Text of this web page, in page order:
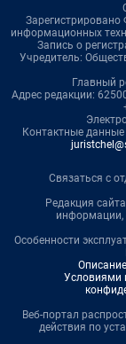
Зарегистрировано
информационных
Запись о
Учредитель:
Главный
Адрес редакции:
Контактные
Связаться с
Редакция
информации,
Особенности
Условиями
Веб-портал
действия по